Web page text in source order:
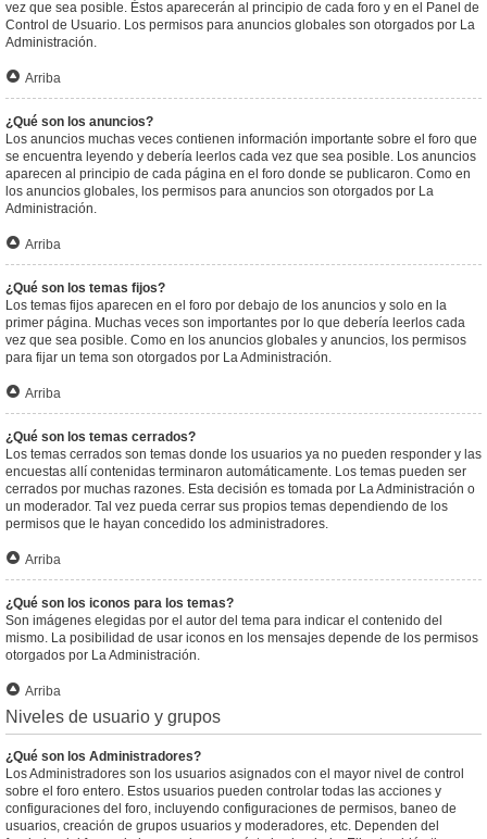
vez que sea posible. Éstos aparecerán al principio de cada foro y en el Panel de
Control de Usuario. Los permisos para anuncios globales son otorgados por La
Administración.
Arriba
¿Qué son los anuncios?
Los anuncios muchas veces contienen información importante sobre el foro que
se encuentra leyendo y debería leerlos cada vez que sea posible. Los anuncios
aparecen al principio de cada página en el foro donde se publicaron. Como en
los anuncios globales, los permisos para anuncios son otorgados por La
Administración.
Arriba
¿Qué son los temas fijos?
Los temas fijos aparecen en el foro por debajo de los anuncios y solo en la
primer página. Muchas veces son importantes por lo que debería leerlos cada
vez que sea posible. Como en los anuncios globales y anuncios, los permisos
para fijar un tema son otorgados por La Administración.
Arriba
¿Qué son los temas cerrados?
Los temas cerrados son temas donde los usuarios ya no pueden responder y las
encuestas allí contenidas terminaron automáticamente. Los temas pueden ser
cerrados por muchas razones. Esta decisión es tomada por La Administración o
un moderador. Tal vez pueda cerrar sus propios temas dependiendo de los
permisos que le hayan concedido los administradores.
Arriba
¿Qué son los iconos para los temas?
Son imágenes elegidas por el autor del tema para indicar el contenido del
mismo. La posibilidad de usar iconos en los mensajes depende de los permisos
otorgados por La Administración.
Arriba
Niveles de usuario y grupos
¿Qué son los Administradores?
Los Administradores son los usuarios asignados con el mayor nivel de control
sobre el foro entero. Estos usuarios pueden controlar todas las acciones y
configuraciones del foro, incluyendo configuraciones de permisos, baneo de
usuarios, creación de grupos usuarios y moderadores, etc. Dependen del